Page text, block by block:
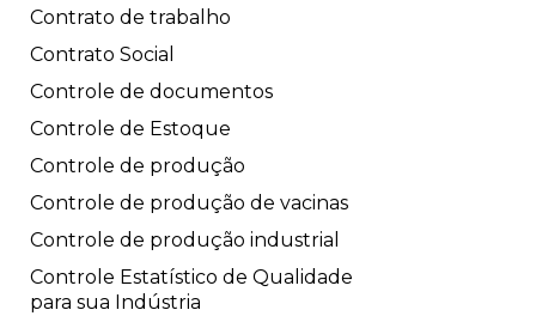
Contrato de trabalho
Contrato Social
Controle de documentos
Controle de Estoque
Controle de produção
Controle de produção de vacinas
Controle de produção industrial
Controle Estatístico de Qualidade
para sua Indústria